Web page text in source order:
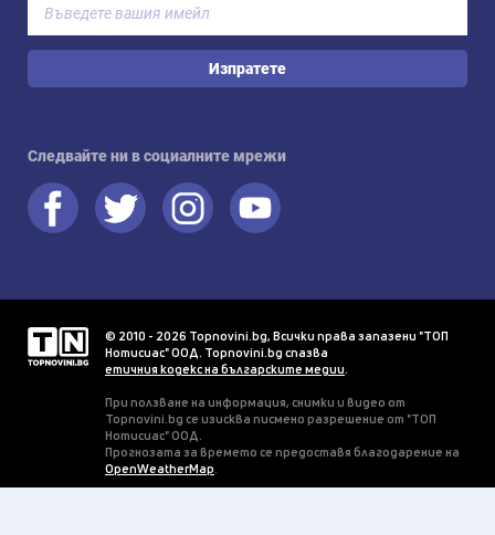
Изпратете
Следвайте ни в социалните мрежи
© 2010 - 2026 Topnovini.bg, Всички права запазени "ТОП
Нотисиас" ООД. Topnovini.bg спазва
етичния кодекс на българските медии.
При ползване на информация, снимки и видео от
Topnovini.bg се изисква писмено разрешение от "ТОП
Нотисиас" ООД.
Прогнозата за времето се предоставя благодарение на
OpenWeatherMap.